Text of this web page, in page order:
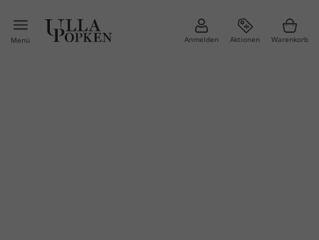
Menü Anmelden Aktionen Warenkorb